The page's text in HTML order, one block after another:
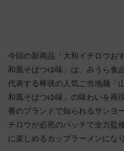
今回の新商品「大和イチロウお
和風そばつゆ味」は、みうら食
代表する棒状の人気ご当地麺「
和風そばつゆ味」の味わいを再
番のブランドで知られるサンヨ
チロウが必死のパッチで全力監
に楽しめるカップラーメンにな